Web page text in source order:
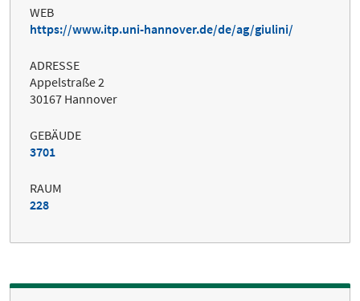
WEB
https://www.itp.uni-hannover.de/de/ag/giulini/
ADRESSE
Appelstraße 2
30167 Hannover
GEBÄUDE
3701
RAUM
228